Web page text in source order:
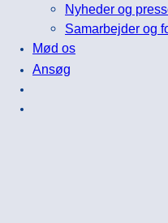
Nyheder og
Samarbejder og
Mød os
Ansøg